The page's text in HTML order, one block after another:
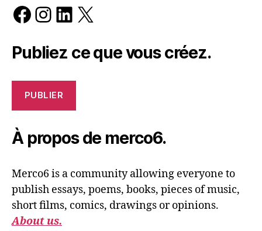
Facebook
Instagram
LinkedIn
X
Publiez ce que vous créez.
PUBLIER
À propos de merco6.
Merco6 is a community allowing everyone to
publish essays, poems, books, pieces of music,
short films, comics, drawings or opinions.
About us.